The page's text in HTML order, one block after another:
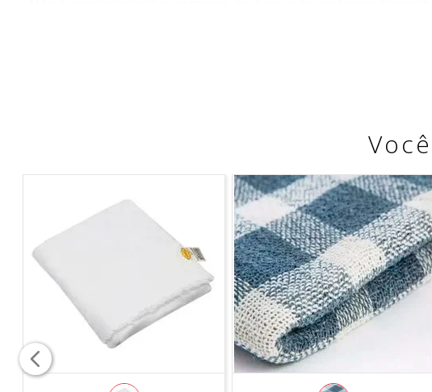
Profundidade:19cm
Cuidados:
• Lave com detergente neutro e enxágue com água limpa em
• Para secar, utilize um pano seco e macio.
• Evite o uso de protudos e buchas abrasivas.
• Mantenha fora do alcance de crianças.
Conteúdo da embalagem
- 1 PRATO DE SOBREMESA LOVE GOLD 19 CM (5343034)
ATENÇÃO